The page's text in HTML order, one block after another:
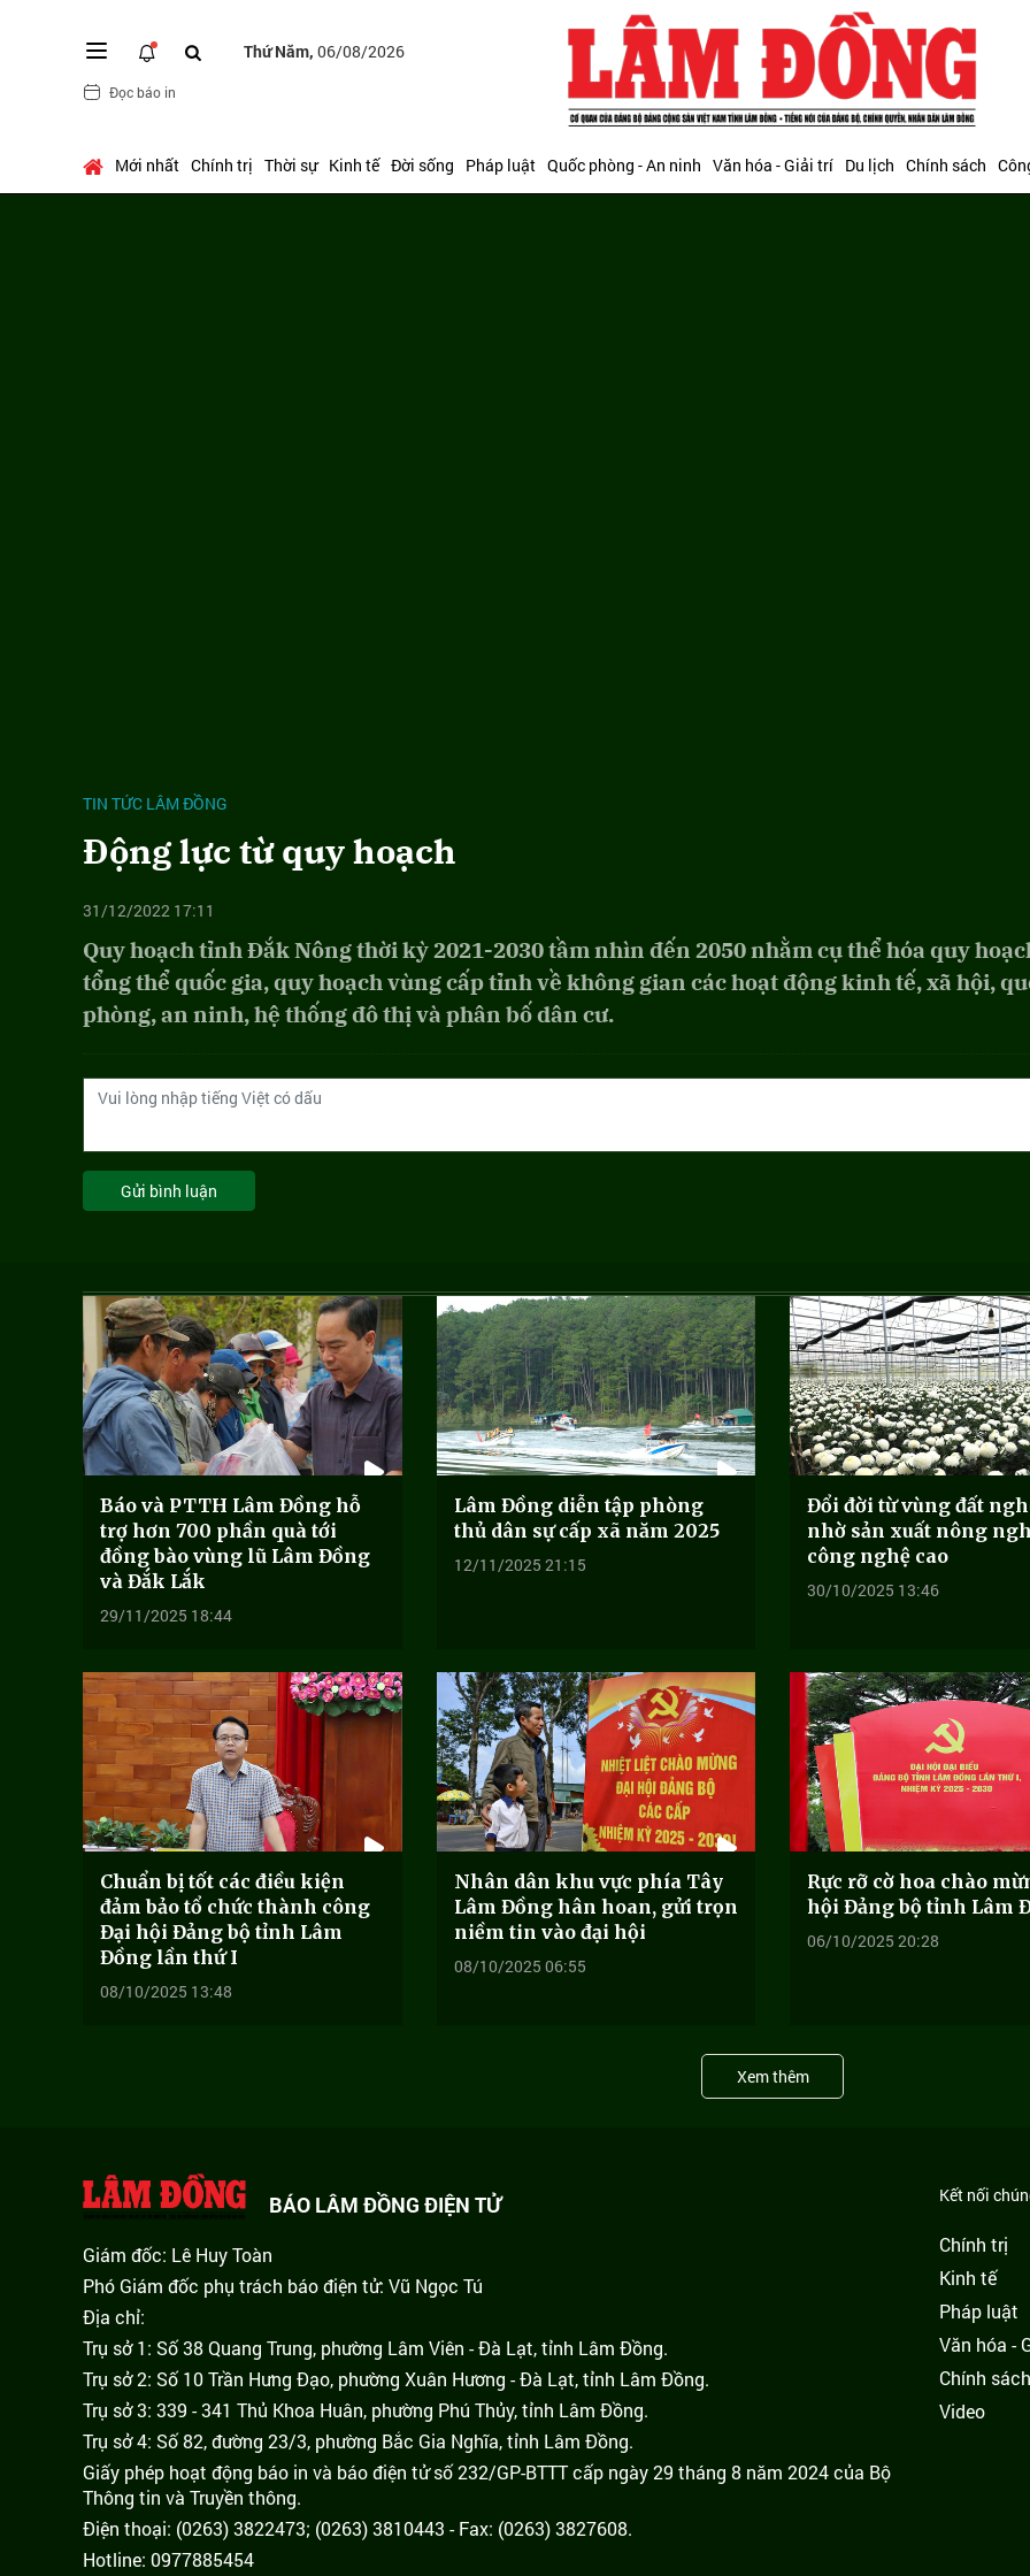
Thứ Năm, 06/08/2026
Đọc báo in
Mới nhất Chính trị Thời sự Kinh tế Đời sống Pháp luật Quốc phòng - An ninh Văn hóa - Giải trí Du lịch Chính sách
TIN TỨC LÂM ĐỒNG
Động lực từ quy hoạch
31/12/2022 17:11
Quy hoạch tỉnh Đắk Nông thời kỳ 2021-2030 tầm nhìn đến 2050 nhằm cụ thể hóa quy
tổng thể quốc gia, quy hoạch vùng cấp tỉnh về không gian các hoạt động kinh tế, xã hội,
phòng, an ninh, hệ thống đô thị và phân bố dân cư.
Gửi bình luận
Báo và PTTH Lâm Đồng hỗ
trợ hơn 700 phần quà tới
đồng bào vùng lũ Lâm Đồng
và Đắk Lắk
29/11/2025 18:44
Lâm Đồng diễn tập phòng
thủ dân sự cấp xã năm 2025
12/11/2025 21:15
Đổi đời từ vùng đất
nhờ sản xuất nông
công nghệ cao
30/10/2025 13:46
Chuẩn bị tốt các điều kiện
đảm bảo tổ chức thành công
Đại hội Đảng bộ tỉnh Lâm
Đồng lần thứ I
08/10/2025 13:48
Nhân dân khu vực phía Tây
Lâm Đồng hân hoan, gửi trọn
niềm tin vào đại hội
08/10/2025 06:55
Rực rỡ cờ hoa chào
hội Đảng bộ tỉnh Lâm
06/10/2025 20:28
Xem thêm
BÁO LÂM ĐỒNG ĐIỆN TỬ
Giám đốc: Lê Huy Toàn
Phó Giám đốc phụ trách báo điện tử: Vũ Ngọc Tú
Địa chỉ:
Trụ sở 1: Số 38 Quang Trung, phường Lâm Viên - Đà Lạt, tỉnh Lâm Đồng.
Trụ sở 2: Số 10 Trần Hưng Đạo, phường Xuân Hương - Đà Lạt, tỉnh Lâm Đồng.
Trụ sở 3: 339 - 341 Thủ Khoa Huân, phường Phú Thủy, tỉnh Lâm Đồng.
Trụ sở 4: Số 82, đường 23/3, phường Bắc Gia Nghĩa, tỉnh Lâm Đồng.
Giấy phép hoạt động báo in và báo điện tử số 232/GP-BTTT cấp ngày 29 tháng 8 năm 2024 của Bộ
Thông tin và Truyền thông.
Điện thoại: (0263) 3822473; (0263) 3810443 - Fax: (0263) 3827608.
Hotline: 0977885454
Kết nối
Chính trị
Kinh tế
Pháp luật
Văn hóa -
Chính sách
Video